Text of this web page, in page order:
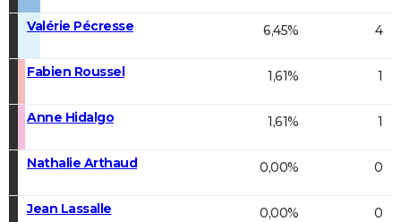
Valérie Pécresse 6,45% 4
Fabien Roussel 1,61% 1
Anne Hidalgo 1,61% 1
Nathalie Arthaud 0,00% 0
Jean Lassalle 0,00% 0